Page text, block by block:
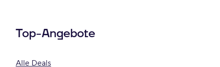
Top-Angebote
Alle Deals